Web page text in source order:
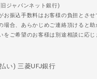
ジャパンネット銀行)
お振込手数料はお客様の負担とさ
場合、あらかじめご連絡頂けると
をご希望のお客様は別途相談に応
い) 三菱UFJ銀行